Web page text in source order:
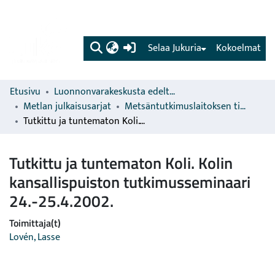
(current) Kokoelmat
Selaa Jukuria
Etusivu
Luonnonvarakeskusta edeltävien organisaatioiden sarjat
Metlan julkaisusarjat
Metsäntutkimuslaitoksen tiedonantoja
Tutkittu ja tuntematon Koli. Kolin kansallispuiston tutkimusseminaari 24.-25.4.2002.
Tutkittu ja tuntematon Koli. Kolin
kansallispuiston tutkimusseminaari
24.-25.4.2002.
Toimittaja(t)
Lovén, Lasse